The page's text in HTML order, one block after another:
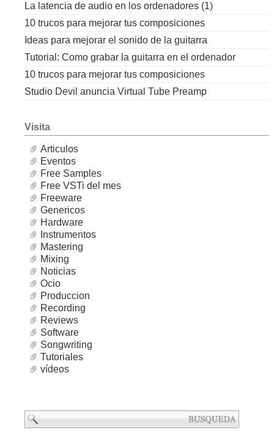
La latencia de audio en los ordenadores (1)
10 trucos para mejorar tus composiciones
Ideas para mejorar el sonido de la guitarra
Tutorial: Como grabar la guitarra en el ordenador
10 trucos para mejorar tus composiciones
Studio Devil anuncia Virtual Tube Preamp
Visita
Articulos
Eventos
Free Samples
Free VSTi del mes
Freeware
Genericos
Hardware
Instrumentos
Mastering
Mixing
Noticias
Ocio
Produccion
Recording
Reviews
Software
Songwriting
Tutoriales
vídeos